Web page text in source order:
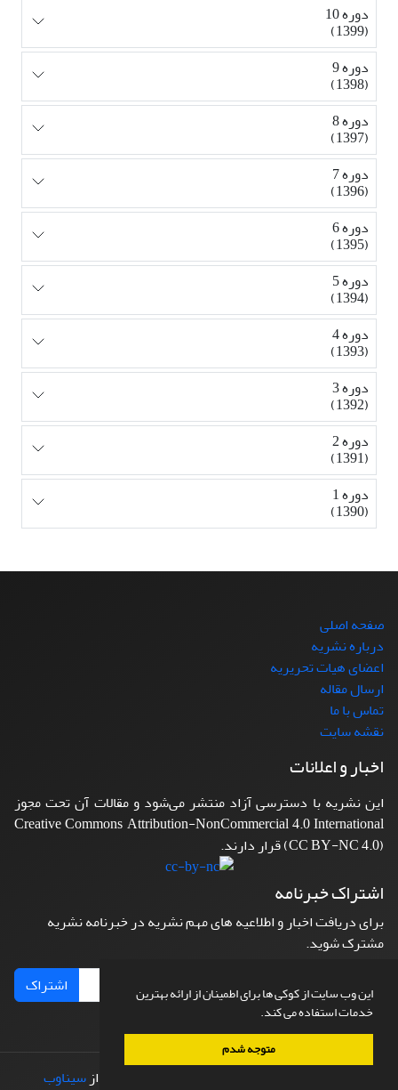
این وب سایت از کوکی ها برای اطمینان از ارائه بهترین
خدمات استفاده می کند.
متوجه شدم
دوره 10
(1399)
دوره 9
(1398)
دوره 8
(1397)
دوره 7
(1396)
دوره 6
(1395)
دوره 5
(1394)
دوره 4
(1393)
دوره 3
(1392)
دوره 2
(1391)
دوره 1
(1390)
صفحه اصلی
درباره نشریه
اعضای هیات تحریریه
ارسال مقاله
تماس با ما
نقشه سایت
اخبار و اعلانات
این نشریه با دسترسی آزاد منتشر می‌شود و مقالات آن تحت مجوز
Creative Commons Attribution-NonCommercial 4.0 International
(CC BY-NC 4.0) قرار دارند.
اشتراک خبرنامه
برای دریافت اخبار و اطلاعیه های مهم نشریه در خبرنامه نشریه
مشترک شوید.
اشتراک
طراحی و پیاده سازی از سیناوب